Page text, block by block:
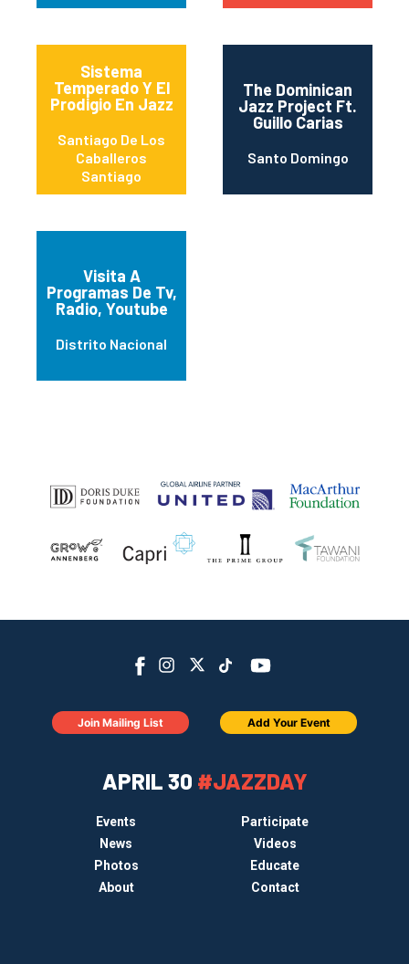
Sistema
Temperado Y El
Prodigio En Jazz
Santiago De Los
Caballeros
Santiago
The Dominican
Jazz Project Ft.
Guillo Carias
Santo Domingo
Visita A
Programas De Tv,
Radio, Youtube
Distrito Nacional
APRIL 30 #JAZZDAY
Events
Participate
News
Videos
Photos
Educate
About
Contact
Join Mailing List Add Your Event